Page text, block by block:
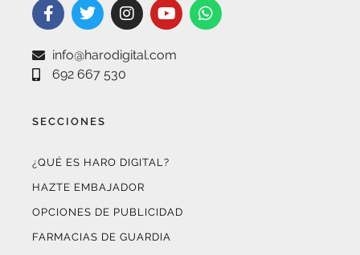
info@harodigital.com
692 667 530
SECCIONES
¿QUÉ ES HARO DIGITAL?
HAZTE EMBAJADOR
OPCIONES DE PUBLICIDAD
FARMACIAS DE GUARDIA